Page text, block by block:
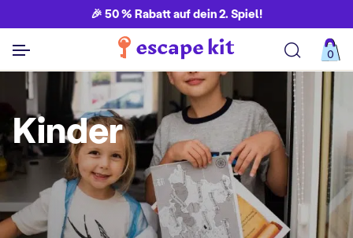
🎉 50 % Rabatt auf dein 2. Spiel!
0
Kinder
Alle Spiele ansehen